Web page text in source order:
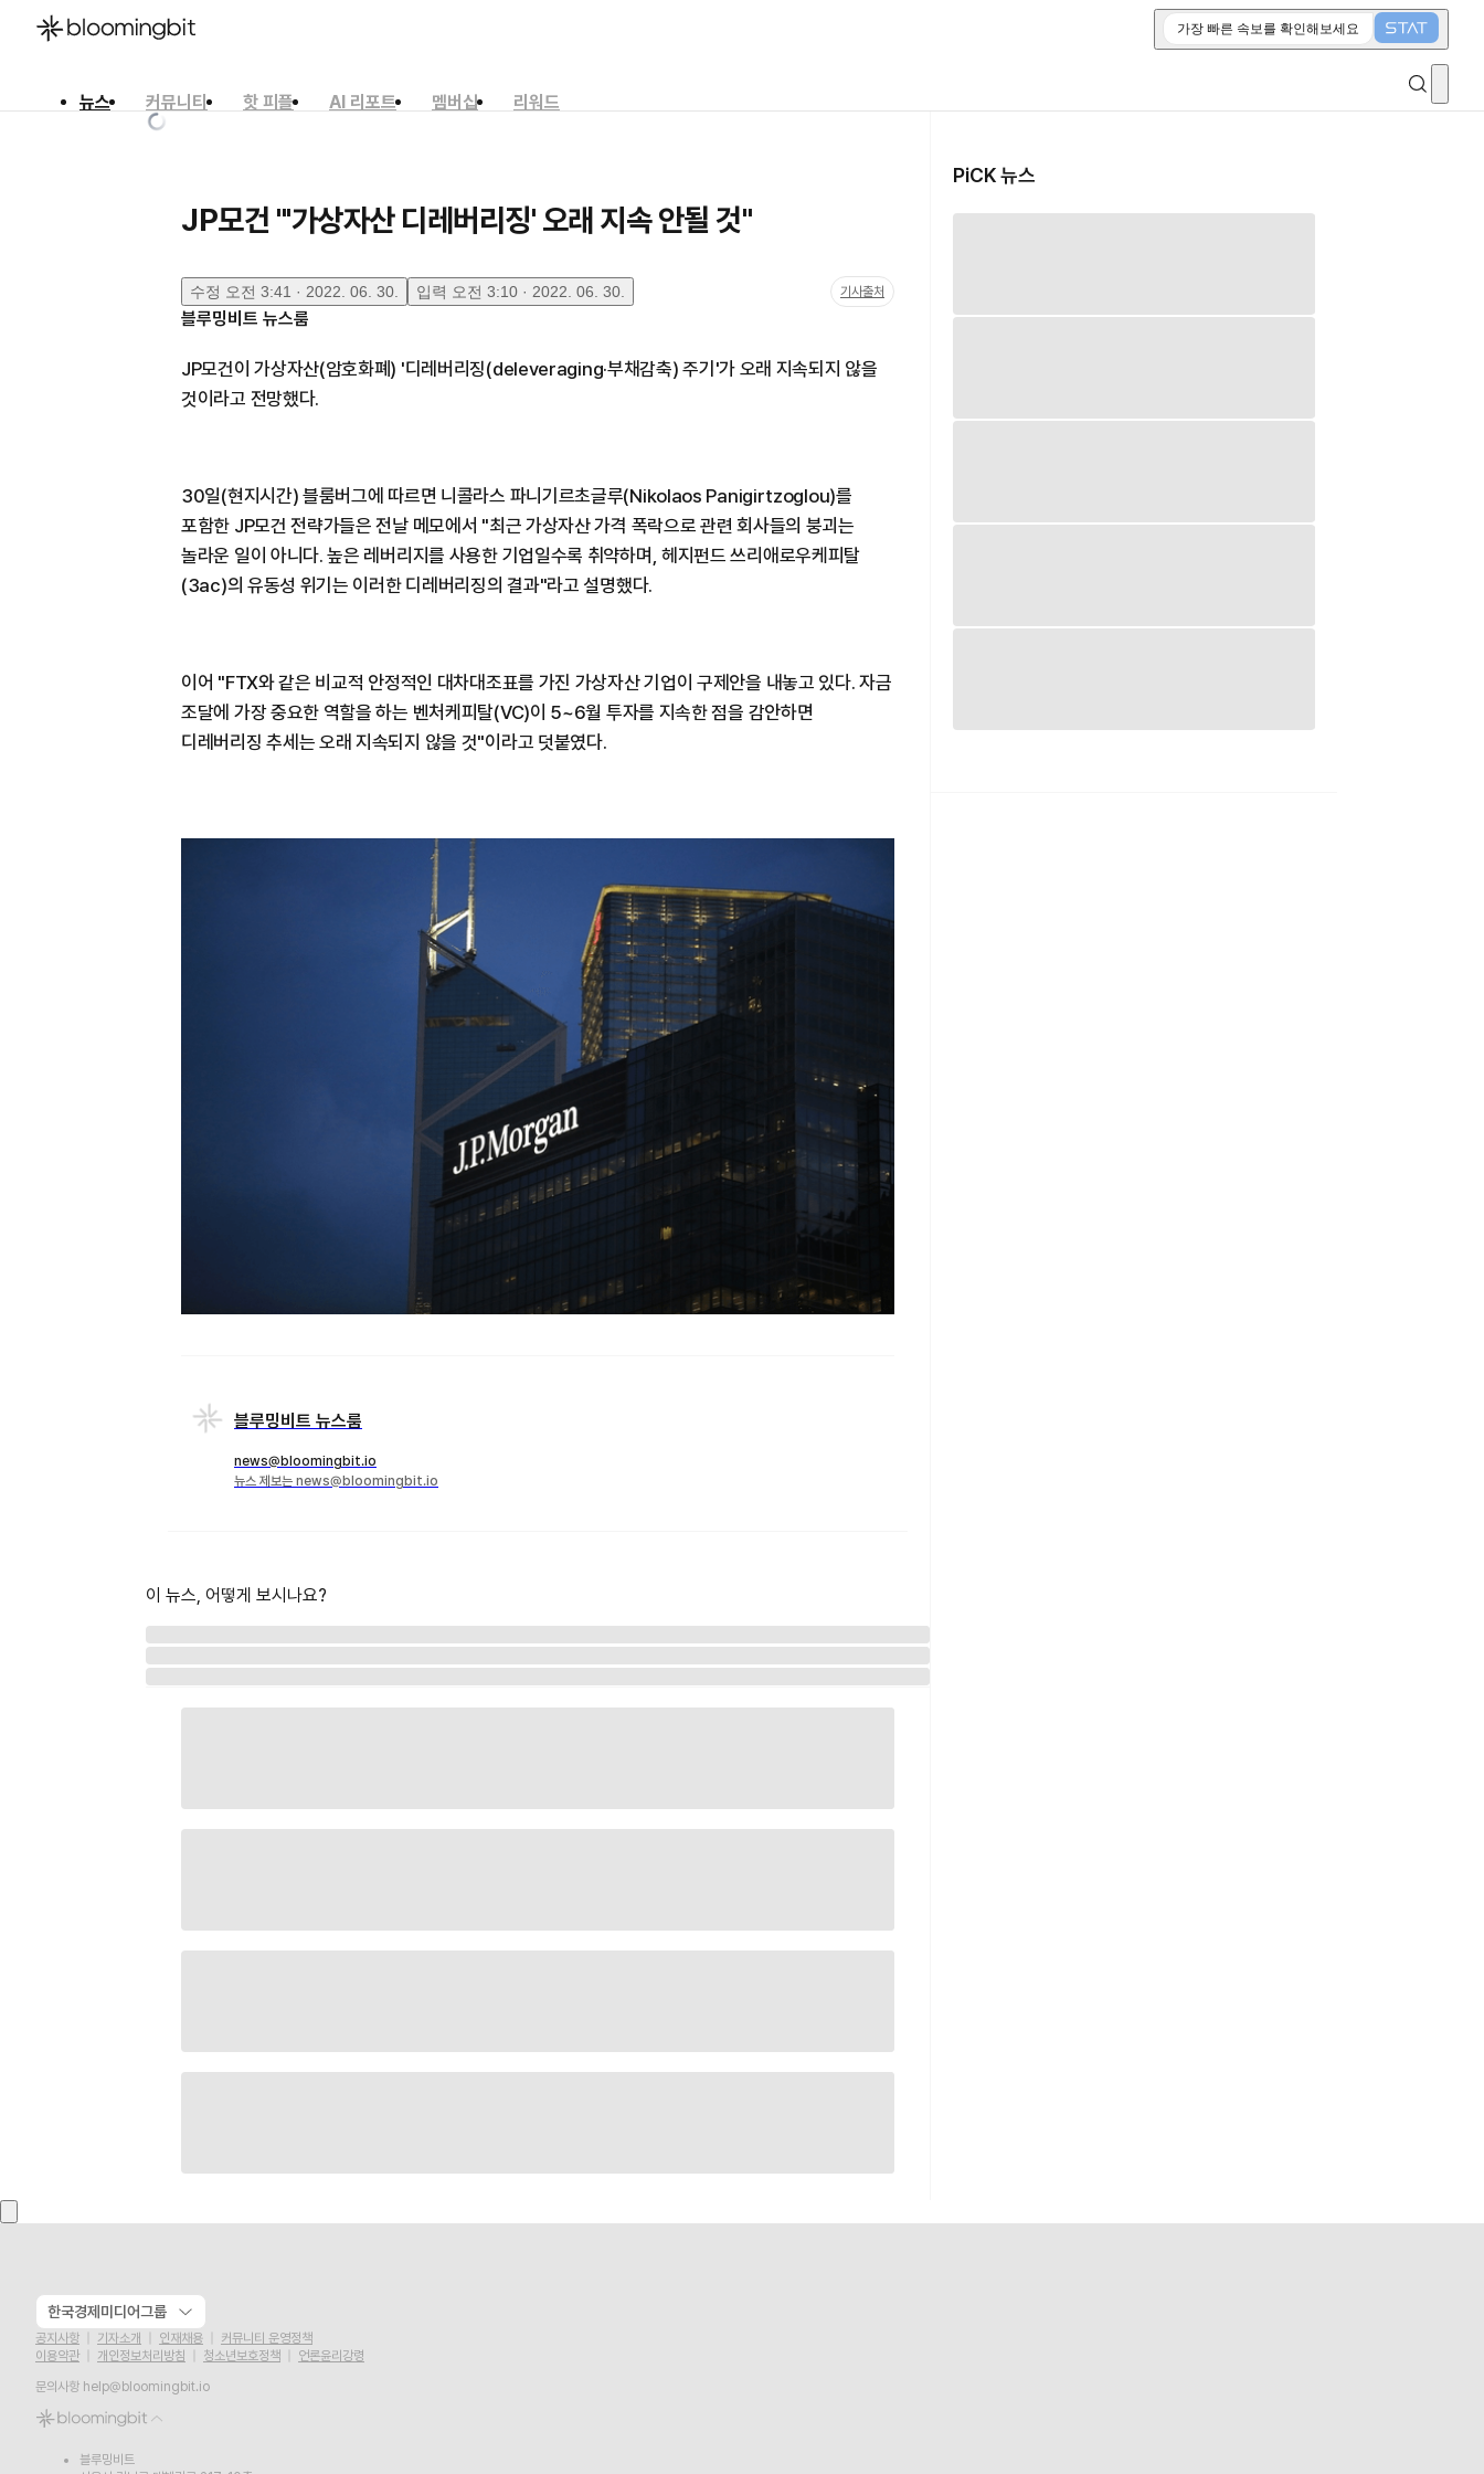
가장 빠른 속보를 확인해보세요
뉴스 커뮤니티 핫 피플 AI 리포트 멤버십
리워드
JP모건 "'가상자산 디레버리징' 오래 지속 안될 것"
수정 오전 3:41 · 2022. 06. 30. 입력 오전 3:10 · 2022. 06. 30. 기사출처
블루밍비트 뉴스룸
JP모건이 가상자산(암호화폐) '디레버리징(deleveraging·부채감축) 주기'가 오래 지속되지 않을
것이라고 전망했다.
30일(현지시간) 블룸버그에 따르면 니콜라스 파니기르초글루(Nikolaos Panigirtzoglou)를
포함한 JP모건 전략가들은 전날 메모에서 "최근 가상자산 가격 폭락으로 관련 회사들의 붕괴는
놀라운 일이 아니다. 높은 레버리지를 사용한 기업일수록 취약하며, 헤지펀드 쓰리애로우케피탈
(3ac)의 유동성 위기는 이러한 디레버리징의 결과"라고 설명했다.
이어 "FTX와 같은 비교적 안정적인 대차대조표를 가진 가상자산 기업이 구제안을 내놓고 있다. 자금
조달에 가장 중요한 역할을 하는 벤처케피탈(VC)이 5~6월 투자를 지속한 점을 감안하면
디레버리징 추세는 오래 지속되지 않을 것"이라고 덧붙였다.
블루밍비트 뉴스룸
news@bloomingbit.io
뉴스 제보는 news@bloomingbit.io
이 뉴스, 어떻게 보시나요?
PiCK 뉴스
한국경제미디어그룹
공지사항 기자소개 인재채용
커뮤니티 운영정책
이용약관
개인정보처리방침 청소년보호정책
언론윤리강령
문의사항 help@bloomingbit.io
블루밍비트